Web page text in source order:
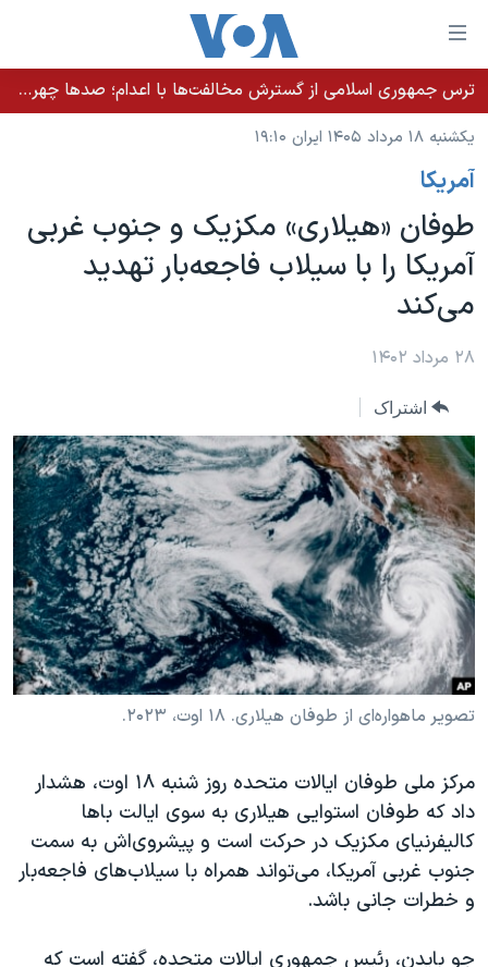
لینکهای
قابل
دسترسی
جهش
محتوای
اصلی
جهش
صفحه
جهش
خانه
نسخه سبک وب‌سایت
موضوع ها
ایران
آمریکا
جهان
ورزشی
ویدیوها
فرهنگ و زندگی
حقوق شهروندی
اقتصادی
علم و فناوری
اسرائیل در جنگ
برنامه های تلویزیونی
جدول برنامه ها
صفحه‌های ویژه
جام جهانی ۲۰۲۶
بایگانی برنامه‌های تلویزیونی
مستندها
انتخابات ریاست جمهوری آمریکا ۲۰۲۴
حمله جمهوری اسلامی به اسرائیل
رمز مهسا
ورزش زنان در ایران
اعتراضات زن، زندگی، آزادی
تریبونال مردمی آبان ۹۸
دادگاه حمید نوری
چهل سال گروگان‌گیری
قانون شفافیت دارائی کادر رهبری ایران
فرکانس‌های صدای آمریکا
پخش رادیویی
یادگیری زبان انگلیسی
دنبال کنید
زبانهای مختلف
ترس جمهوری اسلامی از گسترش مخالفت‌ها با اعدام؛ صدها چهره شناخته‌شده به دادسرا احضار شدند
یکشنبه ۱۸ مرداد ۱۴۰۵ ایران ۱۹:۱۰
آمريکا
طوفان «هیلاری» مکزیک و جنوب غربی
آمریکا را با سیلاب فاجعه‌بار تهدید
می‌کند
۲۸ مرداد ۱۴۰۲
اشتراک
تصویر ماهواره‌ای از طوفان هیلاری. ۱۸ اوت، ۲۰۲۳.
مرکز ملی طوفان ایالات متحده روز شنبه ۱۸ اوت، هشدار
داد که طوفان استوایی هیلاری به سوی ایالت باها
کالیفرنیای مکزیک در حرکت است و پیشروی‌اش به سمت
جنوب غربی آمریکا، می‌تواند همراه با سیلاب‌های فاجعه‌بار
و خطرات جانی باشد.
جو بایدن، رئیس جمهوری ایالات متحده، گفته است که